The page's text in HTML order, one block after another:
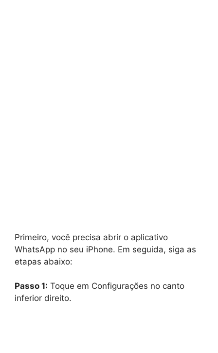
Primeiro, você precisa abrir o aplicativo
WhatsApp no seu iPhone. Em seguida, siga as
etapas abaixo:
Passo 1: Toque em Configurações no canto
inferior direito.